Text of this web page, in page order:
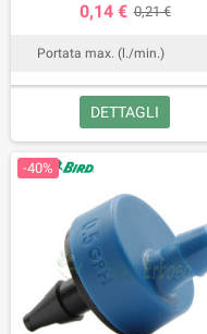
0,14 € 0,21 €
Portata max. (l./min.)
DETTAGLI
-40%